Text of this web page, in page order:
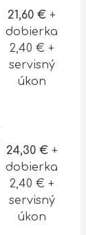
21,60 € +
dobierka
2,40 € +
servisný
úkon
24,30 €+
dobierka
2,40 € +
servisný
úkon